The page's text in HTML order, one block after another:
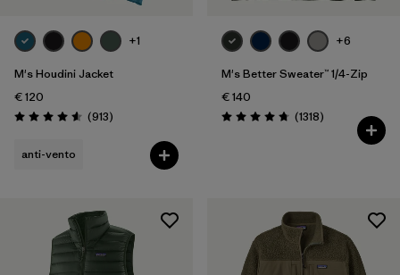
+1
M's Houdini Jacket
€ 120
Valutazione: 4.6 / 5
(913Recensioni
)
anti-vento
+6
M's Better Sweater™ 1/4-Zip
€ 140
Valutazione: 4.8 / 5
(1318Recensioni
)